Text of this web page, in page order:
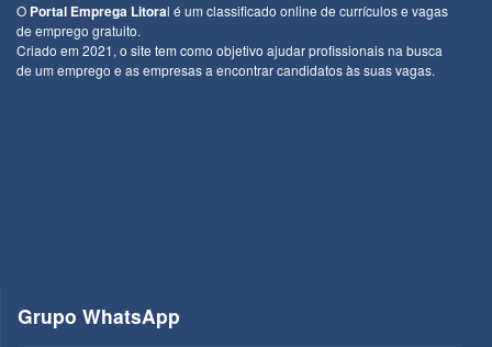
O Portal Emprega Litoral é um classificado online de currículos e vagas
de emprego gratuito.
Criado em 2021, o site tem como objetivo ajudar profissionais na busca
de um emprego e as empresas a encontrar candidatos às suas vagas.
Grupo WhatsApp